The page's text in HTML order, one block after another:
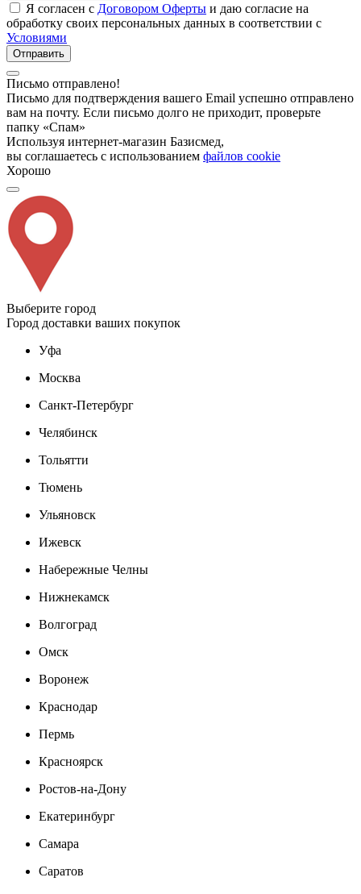
Я согласен с Договором Оферты и даю согласие на
обработку своих персональных данных в соответствии с
Условиями
Отправить
Письмо отправлено!
Письмо для подтверждения вашего Email успешно отправлено
вам на почту. Если письмо долго не приходит, проверьте
папку «Спам»
Используя интернет-магазин Базисмед,
вы соглашаетесь с использованием файлов cookie
Хорошо
Выберите город
Город доставки ваших покупок
Уфа
Москва
Санкт-Петербург
Челябинск
Тольятти
Тюмень
Ульяновск
Ижевск
Набережные Челны
Нижнекамск
Волгоград
Омск
Воронеж
Краснодар
Пермь
Красноярск
Ростов-на-Дону
Екатеринбург
Самара
Саратов